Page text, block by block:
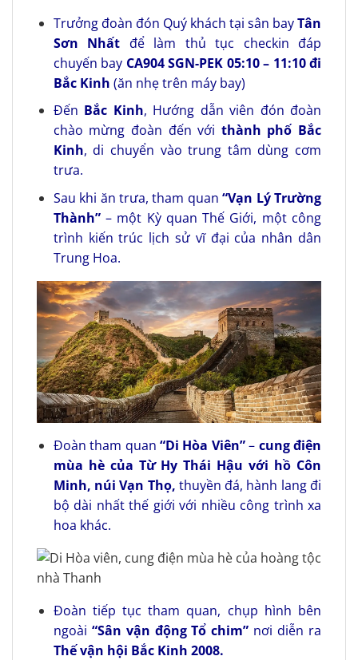
Trưởng đoàn đón Quý khách tại sân bayTân
Sơn Nhất để làm thủ tục checkin đáp
chuyến bay CA904SGN-PEK 05:10– 11:10đi
Bắc Kinh (ăn nhẹ trên máy bay)
Đến Bắc Kinh, Hướng dẫn viên đón đoàn
chào mừng đoàn đến với thành phố Bắc
Kinh, di chuyển vào trung tâm dùng cơm
trưa.
Sau khi ăn trưa, tham quan“Vạn Lý Trường
Thành”– một Kỳ quan Thế Giới, một công
trình kiến trúc lịch sử vĩ đại của nhân dân
Trung Hoa.
Đoàn tham quan “Di Hòa Viên”– cung điện
mùa hè của Từ Hy Thái Hậu với hồ Côn
Minh, núi Vạn Thọ, thuyền đá, hành lang đi
bộ dài nhất thế giới với nhiều công trình xa
hoa khác.
Đoàn tiếp tục tham quan, chụp hình bên
ngoài “Sân vận động Tổ chim” nơi diễn ra
Thế vận hội Bắc Kinh 2008.